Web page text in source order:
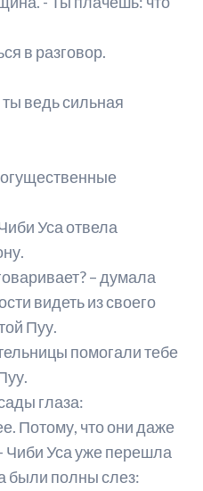
в разговор.
ведь сильная
Уса отвела
– думала
видеть из своего
Пуу.
помогали тебе
глаза:
Потому, что они даже
Уса уже перешла
были полны слез: